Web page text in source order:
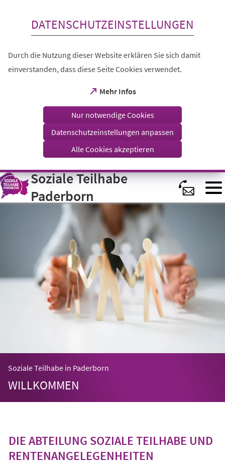
Visuelle
Assistenzsoftware
öffnen.
DATENSCHUTZEINSTELLUNGEN
Durch die Nutzung dieser Website erklären Sie sich damit
einverstanden, dass diese Seite Cookies verwendet.
Mehr Infos
(Öffnet
einem
Tab)
Nur notwendige Cookies
Datenschutzeinstellungen anpassen
Alle Cookies akzeptieren
Soziale Teilhabe
Paderborn
Soziale Teilhabe in Paderborn
WILLKOMMEN
DIE ABTEILUNG SOZIALE TEILHABE UND
RENTENANGELEGENHEITEN